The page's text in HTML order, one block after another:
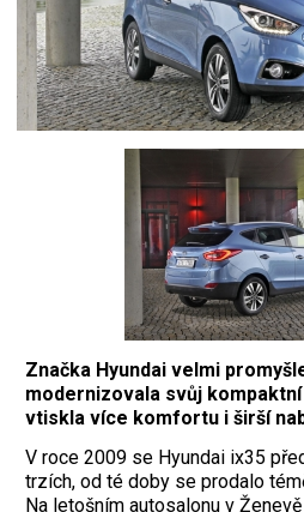
Značka Hyundai velmi
modernizovala svůj
vtiskla více komfortu i širší
V roce 2009 se Hyundai ix35
trzích, od té doby se prodalo
Na letošním autosalonu v